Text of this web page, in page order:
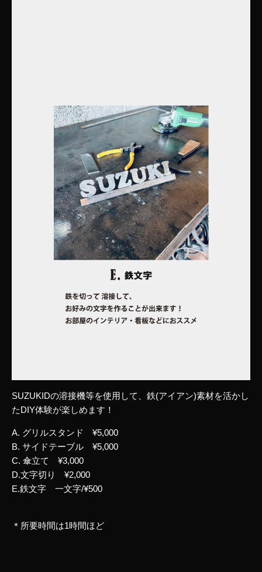
SUZUKIDの溶接機等を使用して、鉄(アイアン)素材を活かし
たDIY体験が楽しめます！
A. グリルスタンド ¥5,000
B. サイドテーブル ¥5,000
C. 傘立て ¥3,000
D.文字切り ¥2,000
E.鉄文字 一文字/¥500
＊所要時間は1時間ほど